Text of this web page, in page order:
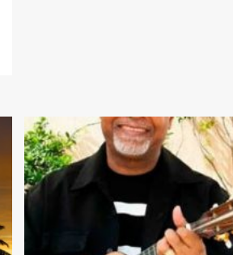
dia
29/03